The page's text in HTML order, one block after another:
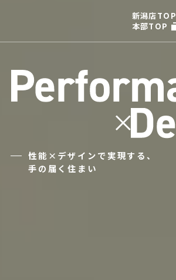
新潟店TOP
本部TOP
性能×デザインで実現する、
手の届く住まい